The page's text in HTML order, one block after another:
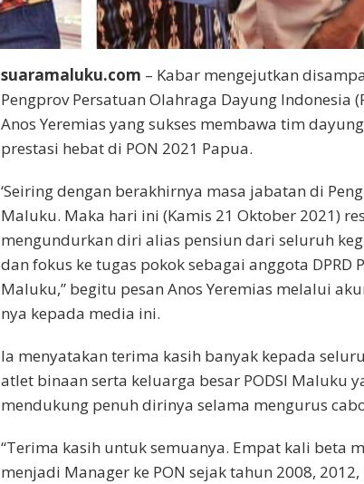
suaramaluku.com – Kabar mengejutkan
Pengprov Persatuan Olahraga Dayung Indonesia
Anos Yeremias yang sukses membawa tim
prestasi hebat di PON 2021 Papua.
‘Seiring dengan berakhirnya masa jabatan di
Maluku. Maka hari ini (Kamis 21 Oktober 2021)
mengundurkan diri alias pensiun dari seluruh
dan fokus ke tugas pokok sebagai anggota DPRD
Maluku,” begitu pesan Anos Yeremias melalui
nya kepada media ini.
Ia menyatakan terima kasih banyak kepada
atlet binaan serta keluarga besar PODSI Maluku
mendukung penuh dirinya selama mengurus
“Terima kasih untuk semuanya. Empat kali beta
menjadi Manager ke PON sejak tahun 2008,